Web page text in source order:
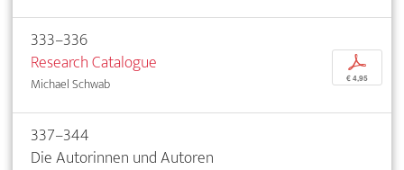
333–336
Research Catalogue
Michael Schwab
p
€ 4,95
337–344
Die Autorinnen und Autoren